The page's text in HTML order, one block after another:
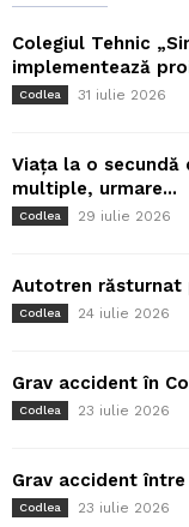
Colegiul Tehnic
implementează
Codlea 31 iulie 2026
Viața la o secundă
multiple, urmare...
Codlea 29 iulie 2026
Autotren răsturnat
Codlea 24 iulie 2026
Grav accident în
Codlea 23 iulie 2026
Grav accident
Codlea 23 iulie 2026